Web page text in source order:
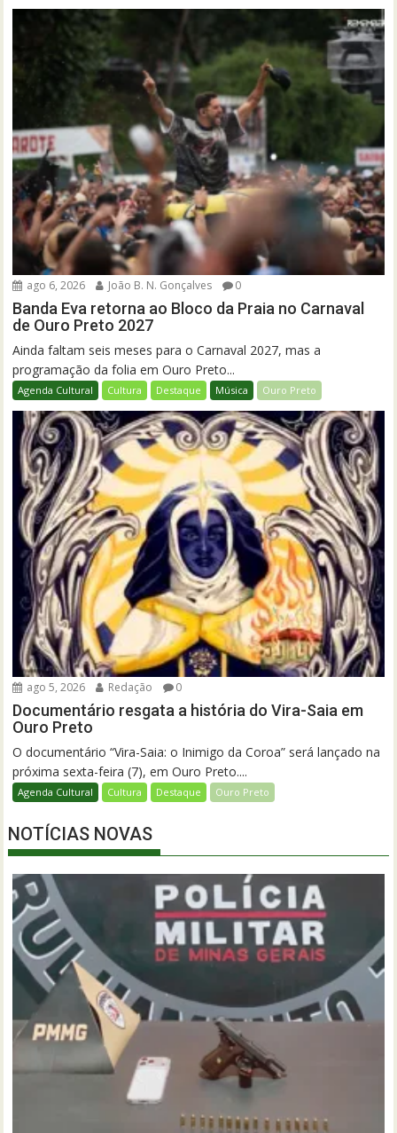
ago 6, 2026 João B. N. Gonçalves 0
Banda Eva retorna ao Bloco da Praia no Carnaval
de Ouro Preto 2027
Ainda faltam seis meses para o Carnaval 2027, mas a
programação da folia em Ouro Preto...
Agenda Cultural Cultura Destaque Música Ouro Preto
ago 5, 2026 Redação 0
Documentário resgata a história do Vira-Saia em
Ouro Preto
O documentário “Vira-Saia: o Inimigo da Coroa” será lançado na
próxima sexta-feira (7), em Ouro Preto....
Agenda Cultural Cultura Destaque Ouro Preto
NOTÍCIAS NOVAS